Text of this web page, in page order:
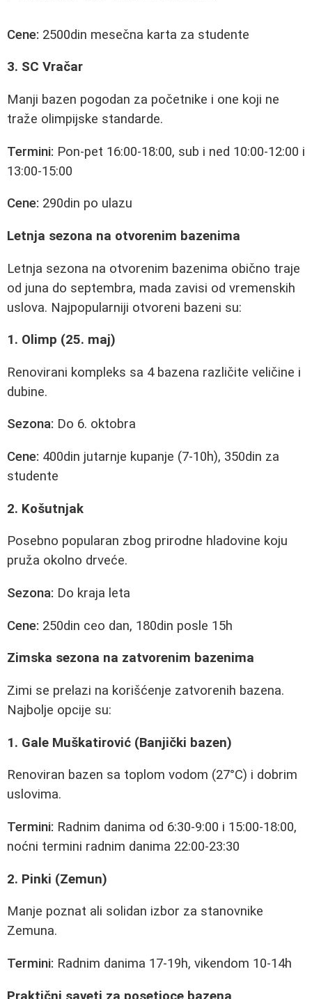
Cene: 2500din mesečna karta za studente
3. SC Vračar
Manji bazen pogodan za početnike i one koji ne
traže olimpijske standarde.
Termini: Pon-pet 16:00-18:00, sub i ned 10:00-12:00 i
13:00-15:00
Cene: 290din po ulazu
Letnja sezona na otvorenim bazenima
Letnja sezona na otvorenim bazenima obično traje
od juna do septembra, mada zavisi od vremenskih
uslova. Najpopularniji otvoreni bazeni su:
1. Olimp (25. maj)
Renovirani kompleks sa 4 bazena različite veličine i
dubine.
Sezona: Do 6. oktobra
Cene: 400din jutarnje kupanje (7-10h), 350din za
studente
2. Košutnjak
Posebno popularan zbog prirodne hladovine koju
pruža okolno drveće.
Sezona: Do kraja leta
Cene: 250din ceo dan, 180din posle 15h
Zimska sezona na zatvorenim bazenima
Zimi se prelazi na korišćenje zatvorenih bazena.
Najbolje opcije su:
1. Gale Muškatirović (Banjički bazen)
Renoviran bazen sa toplom vodom (27°C) i dobrim
uslovima.
Termini: Radnim danima od 6:30-9:00 i 15:00-18:00,
noćni termini radnim danima 22:00-23:30
2. Pinki (Zemun)
Manje poznat ali solidan izbor za stanovnike
Zemuna.
Termini: Radnim danima 17-19h, vikendom 10-14h